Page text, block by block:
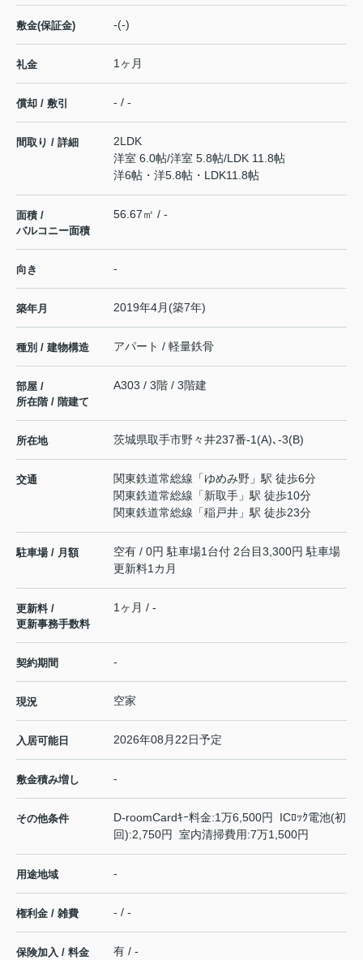
敷金(保証金) -(-)
礼金 1ヶ月
償却 / 敷引 - / -
間取り / 詳細
2LDK
洋室 6.0帖/洋室 5.8帖/LDK 11.8帖
洋6帖・洋5.8帖・LDK11.8帖
面積 /
バルコニー面積
56.67㎡ / -
向き -
築年月 2019年4月(築7年)
種別 / 建物構造 アパート / 軽量鉄骨
部屋 /
所在階 / 階建て
A303 / 3階 / 3階建
所在地 茨城県取手市野々井237番-1(A)､-3(B)
交通 関東鉄道常総線 「ゆめみ野 」駅 徒歩6分
関東鉄道常総線 「新取手 」駅 徒歩10分
関東鉄道常総線 「稲戸井 」駅 徒歩23分
駐車場 / 月額
空有 / 0円 駐車場1台付 2台目3,300円 駐車場
更新料1カ月
更新料 /
更新事務手数料
1ヶ月 / -
契約期間 -
現況 空家
入居可能日 2026年08月22日予定
敷金積み増し -
その他条件
D-roomCardｷｰ料金:1万6,500円 ICﾛｯｸ電池(初
回):2,750円 室内清掃費用:7万1,500円
用途地域 -
権利金 / 雑費 - / -
保険加入 / 料金 有 / -